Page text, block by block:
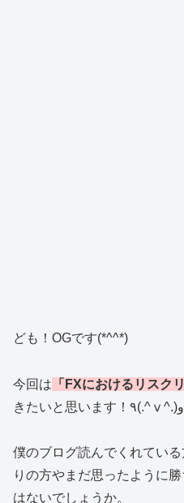
ども！OGです(*^^*)
今回は 「FXにおけるリスク
僕のブログ読んでくれてい
りの方やまだ思ったように
はないでしょうか。